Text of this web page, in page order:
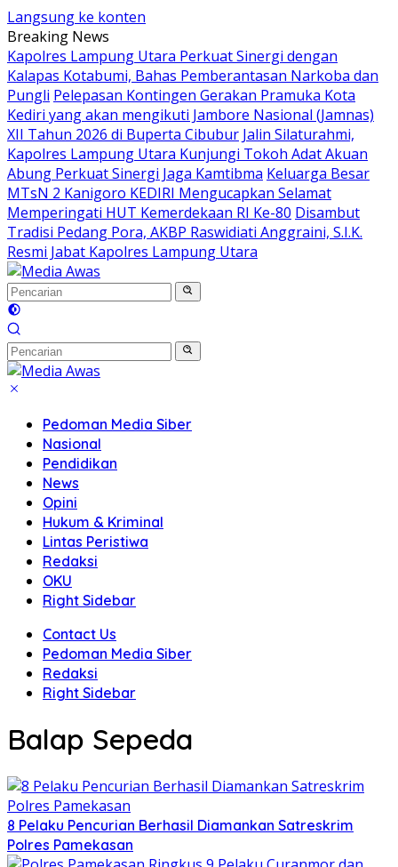
Langsung ke konten
Breaking News
Kapolres Lampung Utara Perkuat Sinergi dengan
Kalapas Kotabumi, Bahas Pemberantasan Narkoba dan
Pungli Pelepasan Kontingen Gerakan Pramuka Kota
Kediri yang akan mengikuti Jambore Nasional (Jamnas)
XII Tahun 2026 di Buperta Cibubur Jalin Silaturahmi,
Kapolres Lampung Utara Kunjungi Tokoh Adat Akuan
Abung Perkuat Sinergi Jaga Kamtibma Keluarga Besar
MTsN 2 Kanigoro KEDIRI Mengucapkan Selamat
Memperingati HUT Kemerdekaan RI Ke-80 Disambut
Tradisi Pedang Pora, AKBP Raswidiati Anggraini, S.I.K.
Resmi Jabat Kapolres Lampung Utara
Pedoman Media Siber
Nasional
Pendidikan
News
Opini
Hukum & Kriminal
Lintas Peristiwa
Redaksi
OKU
Right Sidebar
Contact Us
Pedoman Media Siber
Redaksi
Right Sidebar
Balap Sepeda
8 Pelaku Pencurian Berhasil Diamankan Satreskrim
Polres Pamekasan